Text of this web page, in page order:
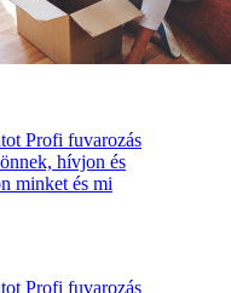
Profi fuvarozás
hívjon és
minket és mi
Profi fuvarozás